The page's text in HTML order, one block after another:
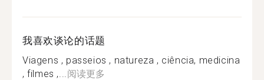
我喜欢谈论的话题
Viagens , passeios , natureza , ciência, medicina
, filmes ,...阅读更多